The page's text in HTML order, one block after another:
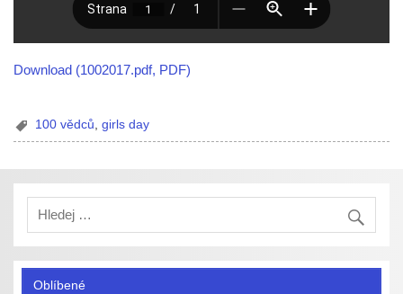
Download (1002017.pdf, PDF)
100 vědců,girls day
Oblíbené